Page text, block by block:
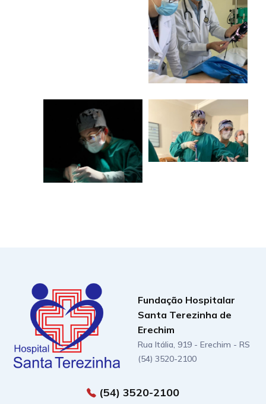
Fundação Hospitalar
Santa Terezinha de
Erechim
Rua Itália, 919 - Erechim - RS
(54) 3520-2100
(54) 3520-2100